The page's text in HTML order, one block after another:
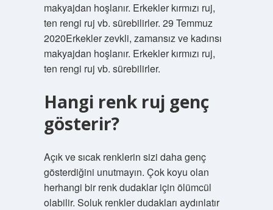
makyajdan hoşlanır. Erkekler kırmızı ruj,
ten rengi ruj vb. sürebilirler. 29 Temmuz
2020Erkekler zevkli, zamansız ve kadınsı
makyajdan hoşlanır. Erkekler kırmızı ruj,
ten rengi ruj vb. sürebilirler.
Hangi renk ruj genç
gösterir?
Açık ve sıcak renklerin sizi daha genç
gösterdiğini unutmayın. Çok koyu olan
herhangi bir renk dudaklar için ölümcül
olabilir. Soluk renkler dudakları aydınlatır